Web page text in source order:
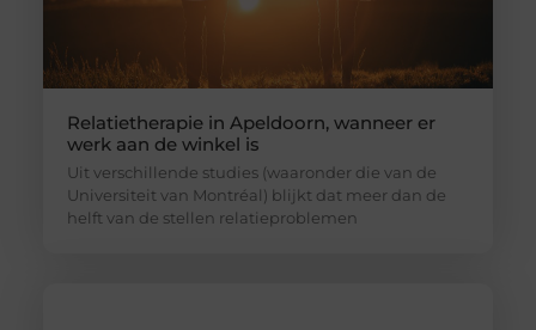
Relatietherapie in Apeldoorn, wanneer er
werk aan de winkel is
Uit verschillende studies (waaronder die van de
Universiteit van Montréal) blijkt dat meer dan de
helft van de stellen relatieproblemen